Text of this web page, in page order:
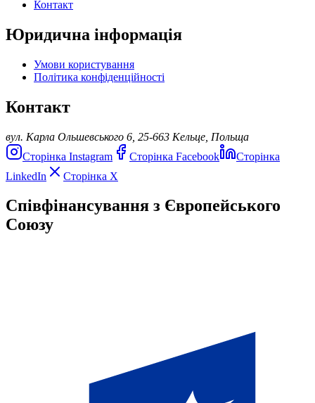
Контакт
Юридична інформація
Умови користування
Політика конфіденційності
Контакт
вул. Карла Ольшевського 6, 25-663 Кельце, Польща
Сторінка Instagram
Сторінка Facebook
Сторінка
LinkedIn
Сторінка X
Співфінансування з Європейського
Союзу